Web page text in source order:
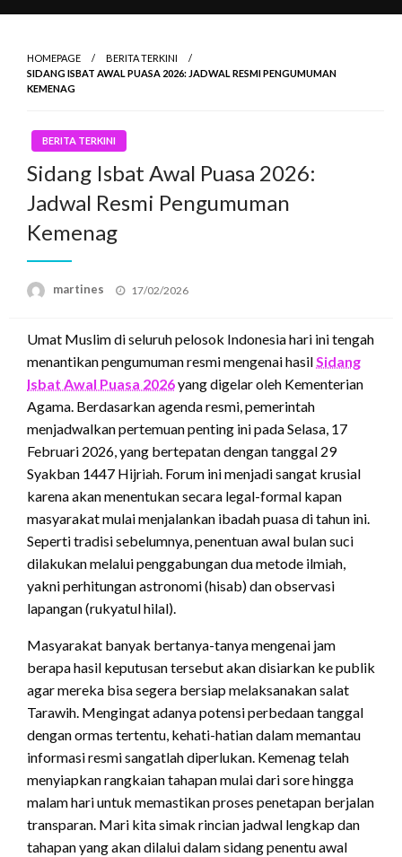
HOMEPAGE
BERITA TERKINI
SIDANG ISBAT AWAL PUASA 2026: JADWAL RESMI PENGUMUMAN
KEMENAG
BERITA TERKINI
Sidang Isbat Awal Puasa 2026:
Jadwal Resmi Pengumuman
Kemenag
martines
Posted
17/02/2026
Umat Muslim di seluruh pelosok Indonesia hari ini tengah
menantikan pengumuman resmi mengenai hasilSidang
Isbat Awal Puasa 2026yang digelar oleh Kementerian
Agama. Berdasarkan agenda resmi, pemerintah
menjadwalkan pertemuan penting ini pada Selasa, 17
Februari 2026, yang bertepatan dengan tanggal 29
Syakban 1447 Hijriah. Forum ini menjadi sangat krusial
karena akan menentukan secara legal-formal kapan
masyarakat mulai menjalankan ibadah puasa di tahun ini.
Seperti tradisi sebelumnya, penentuan awal bulan suci
dilakukan melalui penggabungan dua metode ilmiah,
yakni perhitungan astronomi (hisab) dan observasi
lapangan (rukyatul hilal).
Masyarakat banyak bertanya-tanya mengenai jam
berapa hasil keputusan tersebut akan disiarkan ke publik
agar mereka bisa segera bersiap melaksanakan salat
Tarawih. Mengingat adanya potensi perbedaan tanggal
dengan ormas tertentu, kehati-hatian dalam memantau
informasi resmi sangatlah diperlukan. Kemenag telah
menyiapkan rangkaian tahapan mulai dari sore hingga
malam hari untuk memastikan proses penetapan berjalan
transparan. Mari kita simak rincian jadwal lengkap dan
tahapan yang akan dilalui dalam sidang penentu awal